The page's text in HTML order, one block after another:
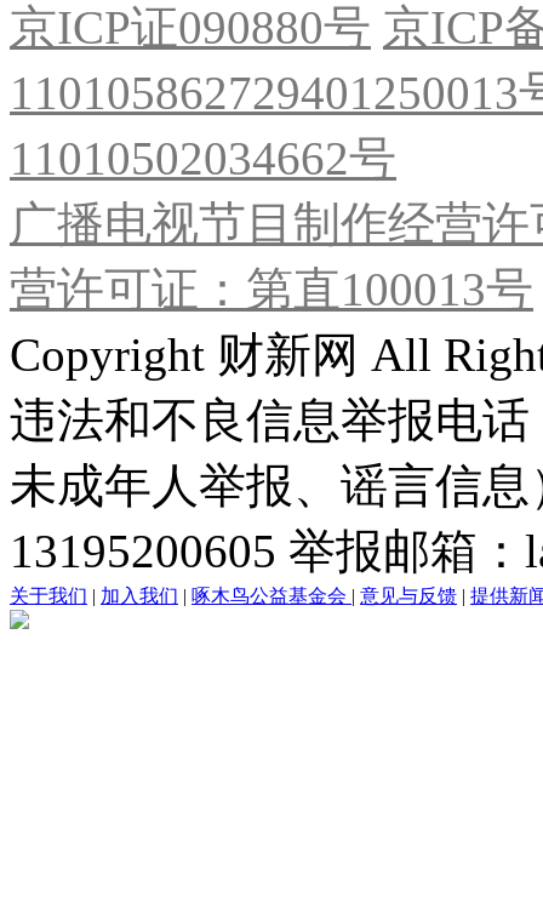
京ICP证090880号 京ICP
11010502034662号
广播电视节目制作经营
营许可证：第直100013号
Copyright 财新网 All
违法和不良信息举报电
未成年人举报、谣言信
13195200605 举报邮箱
关于我们 | 加入我们 | 啄木鸟公益基金会 | 意见与反馈 | 提供新